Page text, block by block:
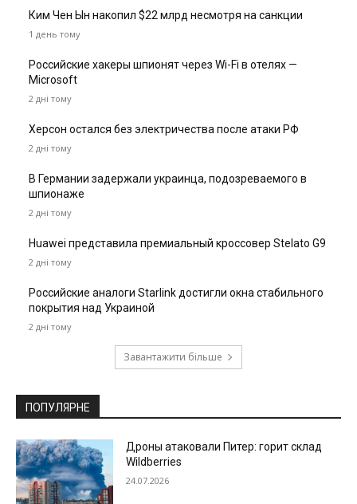
Ким Чен Ын накопил $22 млрд несмотря на санкции
1 день тому
Российские хакеры шпионят через Wi-Fi в отелях —
Microsoft
2 дні тому
Херсон остался без электричества после атаки РФ
2 дні тому
В Германии задержали украинца, подозреваемого в
шпионаже
2 дні тому
Huawei представила премиальный кроссовер Stelato G9
2 дні тому
Российские аналоги Starlink достигли окна стабильного
покрытия над Украиной
2 дні тому
Завантажити більше
ПОПУЛЯРНЕ
Дроны атаковали Питер: горит склад
Wildberries
24.07.2026